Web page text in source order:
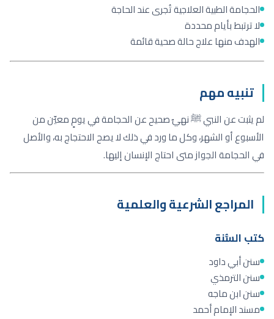
الحجامة الطبية العلاجية تُجرى عند الحاجة
لا ترتبط بأيام محددة
الهدف منها علاج حالة صحية قائمة
تنبيه مهم
لم يثبت عن النبي ﷺ نهيٌ صحيح عن الحجامة في يومٍ معيّن من
الأسبوع أو الشهر، وكل ما ورد في ذلك لا يصح الاحتجاج به، والأصل
في الحجامة الجواز متى احتاج الإنسان إليها.
المراجع الشرعية والعلمية
كتب السُّنة
سنن أبي داود
سنن الترمذي
سنن ابن ماجه
مسند الإمام أحمد